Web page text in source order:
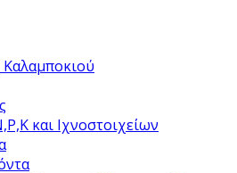
και Ιχνοστοιχείων